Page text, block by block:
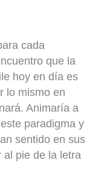
cada
que la
hoy en día es
lo mismo en
Animaría a
paradigma y
sentido en sus
al pie de la letra